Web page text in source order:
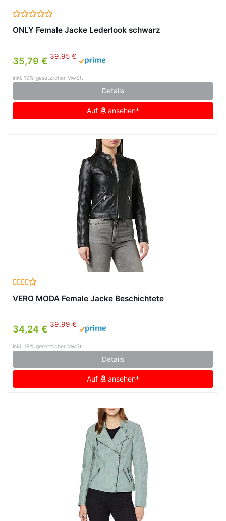
ONLY Female Jacke Lederlook schwarz
35,79 € 39,95 €
inkl. 19% gesetzlicher MwSt.
Details
Auf ansehen*
VERO MODA Female Jacke Beschichtete
34,24 € 39,99 €
inkl. 19% gesetzlicher MwSt.
Details
Auf ansehen*